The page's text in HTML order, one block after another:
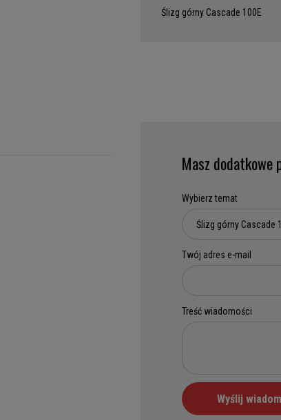
Ślizg górny Cascade 100E
Masz dodatkowe